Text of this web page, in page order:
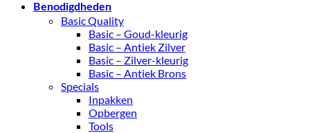
Benodigdheden
Basic Quality
Basic – Goud-kleurig
Basic – Antiek Zilver
Basic – Zilver-kleurig
Basic – Antiek Brons
Specials
Inpakken
Opbergen
Tools